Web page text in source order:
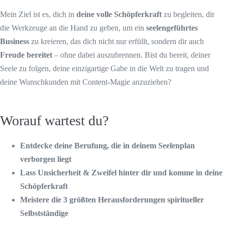
Mein Ziel ist es, dich in deine volle Schöpferkraft zu begleiten, dir
die Werkzeuge an die Hand zu geben, um ein seelengeführtes
Business zu kreieren, das dich nicht nur erfüllt, sondern dir auch
Freude bereitet – ohne dabei auszubrennen. Bist du bereit, deiner
Seele zu folgen, deine einzigartige Gabe in die Welt zu tragen und
deine Wunschkunden mit Content-Magie anzuziehen?
Worauf wartest du?
Entdecke deine Berufung, die in deinem Seelenplan
verborgen liegt
Lass Unsicherheit & Zweifel hinter dir und komme in deine
Schöpferkraft
Meistere die 3 größten Herausforderungen spiritueller
Selbstständige